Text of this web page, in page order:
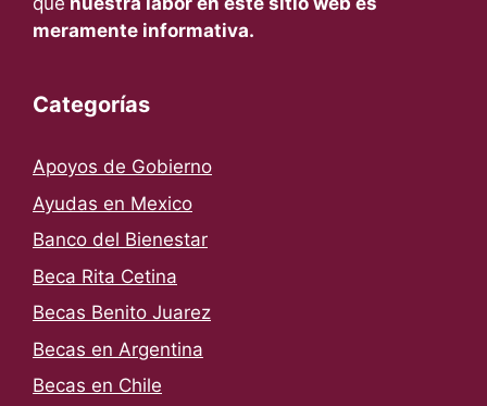
meramente informativa.
Categorías
Apoyos de Gobierno
Ayudas en Mexico
Banco del Bienestar
Beca Rita Cetina
Becas Benito Juarez
Becas en Argentina
Becas en Chile